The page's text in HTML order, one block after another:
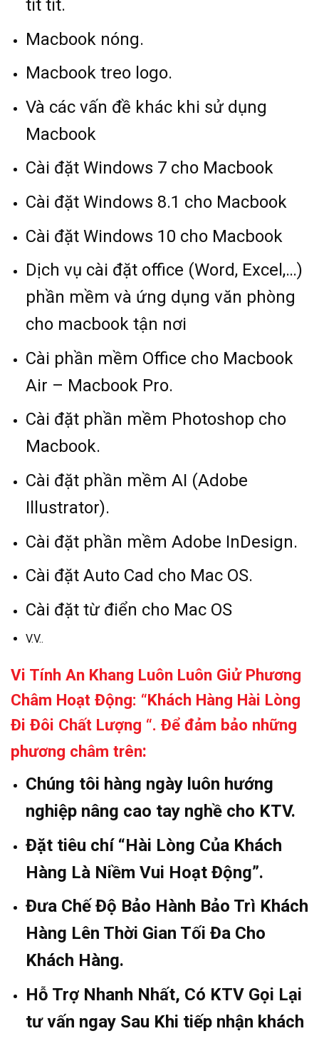
tít tít.
Macbook nóng.
Macbook treo logo.
Và các vấn đề khác khi sử dụng
Macbook
Cài đặt Windows 7 cho Macbook
Cài đặt Windows 8.1 cho Macbook
Cài đặt Windows 10 cho Macbook
Dịch vụ cài đặt office (Word, Excel,…)
phần mềm và ứng dụng văn phòng
cho macbook tận nơi
Cài phần mềm Office cho Macbook
Air – Macbook Pro.
Cài đặt phần mềm Photoshop cho
Macbook.
Cài đặt phần mềm AI (Adobe
Illustrator).
Cài đặt phần mềm Adobe InDesign.
Cài đặt Auto Cad cho Mac OS.
Cài đặt từ điển cho Mac OS
V.V..
Vi Tính An Khang Luôn Luôn Giử Phương
Châm Hoạt Động: “Khách Hàng Hài Lòng
Đi Đôi Chất Lượng “. Để đảm bảo những
phương châm trên:
Chúng tôi hàng ngày luôn hướng
nghiệp nâng cao tay nghề cho KTV.
Đặt tiêu chí “Hài Lòng Của Khách
Hàng Là Niềm Vui Hoạt Động”.
Đưa Chế Độ Bảo Hành Bảo Trì Khách
Hàng Lên Thời Gian Tối Đa Cho
Khách Hàng.
Hỗ Trợ Nhanh Nhất, Có KTV Gọi Lại
tư vấn ngay Sau Khi tiếp nhận khách